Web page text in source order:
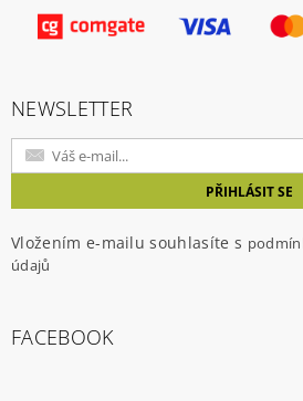
Vložením hodnocení souhlasíte s
ochrany osobních údajů
NEWSLETTER
Vložením e-mailu souhlasíte s
údajů
FACEBOOK